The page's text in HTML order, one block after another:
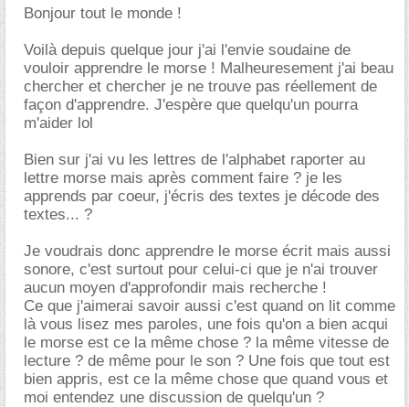
Bonjour tout le monde !
Voilà depuis quelque jour j'ai l'envie soudaine de
vouloir apprendre le morse ! Malheuresement j'ai beau
chercher et chercher je ne trouve pas réellement de
façon d'apprendre. J'espère que quelqu'un pourra
m'aider lol
Bien sur j'ai vu les lettres de l'alphabet raporter au
lettre morse mais après comment faire ? je les
apprends par coeur, j'écris des textes je décode des
textes... ?
Je voudrais donc apprendre le morse écrit mais aussi
sonore, c'est surtout pour celui-ci que je n'ai trouver
aucun moyen d'approfondir mais recherche !
Ce que j'aimerai savoir aussi c'est quand on lit comme
là vous lisez mes paroles, une fois qu'on a bien acqui
le morse est ce la même chose ? la même vitesse de
lecture ? de même pour le son ? Une fois que tout est
bien appris, est ce la même chose que quand vous et
moi entendez une discussion de quelqu'un ?